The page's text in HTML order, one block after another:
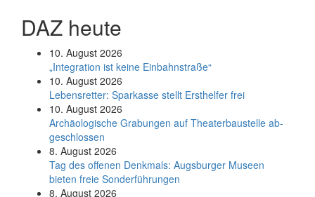
DAZ heute
10. August 2026
„Integration ist keine Einbahnstraße“
10. August 2026
Le­bens­ret­ter: Spar­kas­se stellt Erst­hel­fer frei
10. August 2026
Ar­chäo­lo­gi­sche Gra­bun­gen auf Thea­ter­bau­stel­le ab­
ge­schlos­sen
8. August 2026
Tag des offenen Denkmals: Augsburger Museen
bieten freie Sonderführungen
8. August 2026